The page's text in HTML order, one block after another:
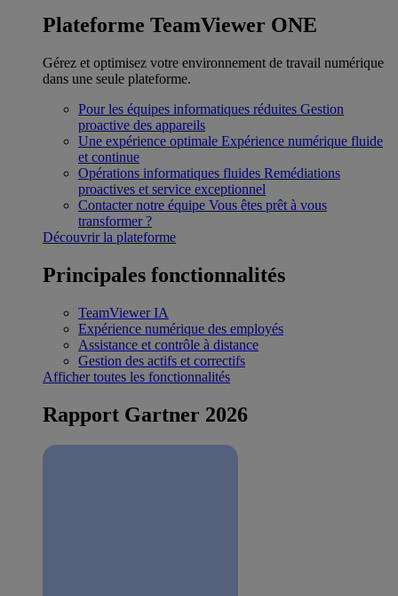
Plateforme TeamViewer ONE
Gérez et optimisez votre environnement de travail numérique
dans une seule plateforme.
Pour les équipes informatiques réduites Gestion
proactive des appareils
Une expérience optimale Expérience numérique fluide
et continue
Opérations informatiques fluides Remédiations
proactives et service exceptionnel
Contacter notre équipe Vous êtes prêt à vous
transformer ?
Découvrir la plateforme
Principales fonctionnalités
TeamViewer IA
Expérience numérique des employés
Assistance et contrôle à distance
Gestion des actifs et correctifs
Afficher toutes les fonctionnalités
Rapport Gartner 2026